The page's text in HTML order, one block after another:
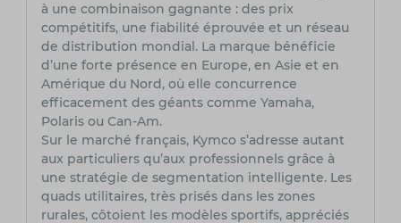
à une combinaison gagnante : des prix
compétitifs, une fiabilité éprouvée et un réseau
de distribution mondial. La marque bénéficie
d’une forte présence en Europe, en Asie et en
Amérique du Nord, où elle concurrence
efficacement des géants comme Yamaha,
Polaris ou Can-Am.
Sur le marché français, Kymco s’adresse autant
aux particuliers qu’aux professionnels grâce à
une stratégie de segmentation intelligente. Les
quads utilitaires, très prisés dans les zones
rurales, côtoient les modèles sportifs, appréciés